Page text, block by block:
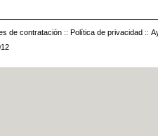
de contratación :: Política de privacidad ::